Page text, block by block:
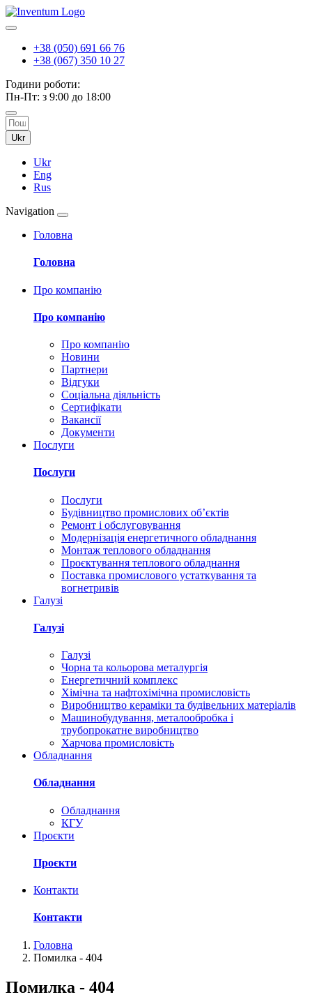
+38 (050) 691 66 76
+38 (067) 350 10 27
Години роботи:
Пн-Пт: з 9:00 до 18:00
Ukr
Ukr
Eng
Rus
Navigation
Головна
Головна
Про компанію
Про компанію
Про компанію
Новини
Партнери
Відгуки
Соціальна діяльність
Сертифікати
Вакансії
Документи
Послуги
Послуги
Послуги
Будівництво промислових обʼєктів
Ремонт і обслуговування
Модернізація енергетичного обладнання
Монтаж теплового обладнання
Проєктування теплового обладнання
Поставка промислового устаткування та
вогнетривів
Галузі
Галузі
Галузі
Чорна та кольорова металургія
Енергетичний комплекс
Хімічна та нафтохімічна промисловість
Виробництво кераміки та будівельних матеріалів
Машинобудування, металообробка і
трубопрокатне виробництво
Харчова промисловість
Обладнання
Обладнання
Обладнання
КГУ
Проєкти
Проєкти
Контакти
Контакти
Головна
Помилка - 404
Помилка - 404